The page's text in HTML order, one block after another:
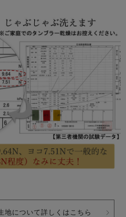
地について詳しくはこちら